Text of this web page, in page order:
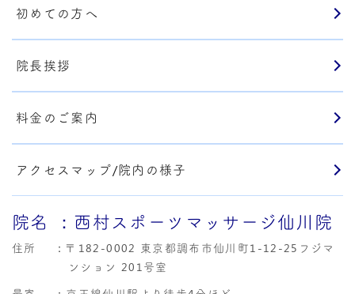
初めての方へ
院長挨拶
料金のご案内
アクセスマップ/院内の様子
院名 ：西村スポーツマッサージ仙川院
住所 ： 〒182-0002 東京都調布市仙川町1-12-25フジマ
ンション 201号室